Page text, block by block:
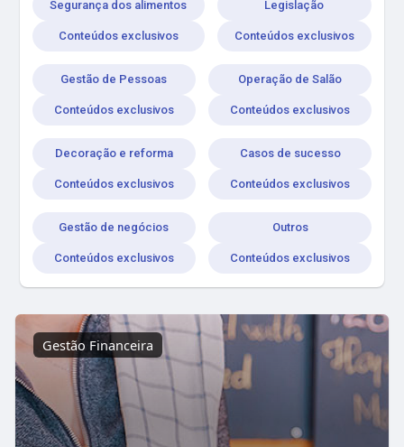
Segurança dos alimentos
Conteúdos exclusivos
Legislação
Conteúdos exclusivos
Gestão de Pessoas
Conteúdos exclusivos
Operação de Salão
Conteúdos exclusivos
Decoração e reforma
Conteúdos exclusivos
Casos de sucesso
Conteúdos exclusivos
Gestão de negócios
Conteúdos exclusivos
Outros
Conteúdos exclusivos
Gestão Financeira